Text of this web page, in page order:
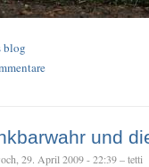
blog
und
29. April 2009 - 22:39 – tetti